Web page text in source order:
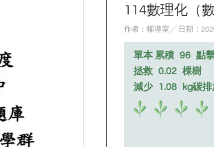
114數理化（
作者：輔導室╱ 日期：
單本 累積 96 點
拯救 0.02 棵樹
減少
1.08 kg碳